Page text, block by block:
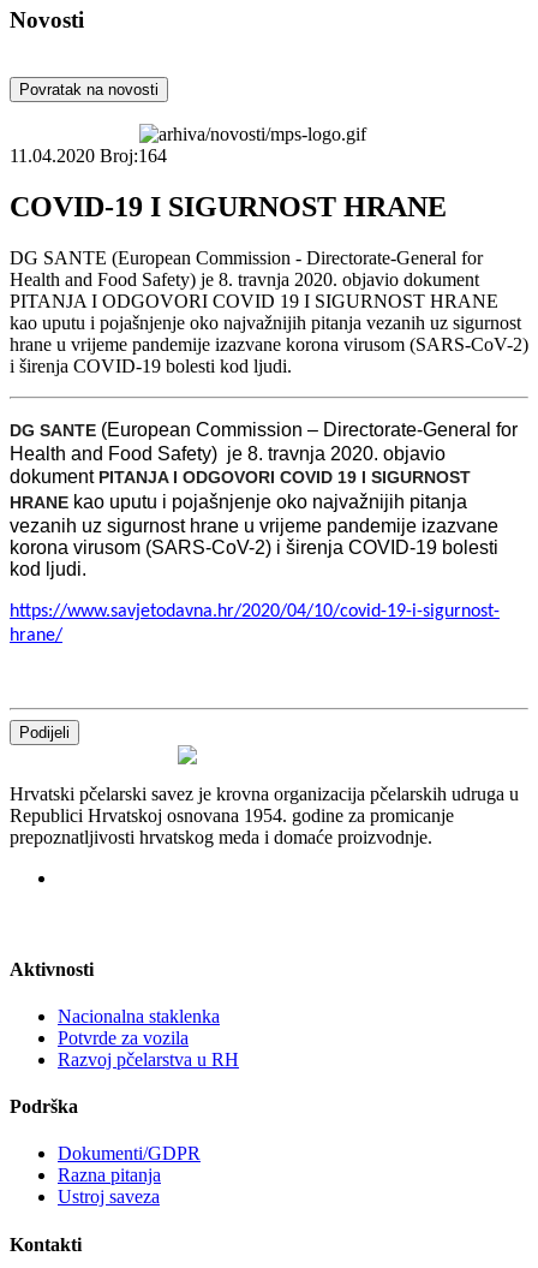
Novosti
Povratak na novosti
11.04.2020 Broj:164
COVID-19 I SIGURNOST HRANE
DG SANTE (European Commission - Directorate-General for
Health and Food Safety) je 8. travnja 2020. objavio dokument
PITANJA I ODGOVORI COVID 19 I SIGURNOST HRANE
kao uputu i pojašnjenje oko najvažnijih pitanja vezanih uz sigurnost
hrane u vrijeme pandemije izazvane korona virusom (SARS-CoV-2)
i širenja COVID-19 bolesti kod ljudi.
DG SANTE (European Commission – Directorate-General for
Health and Food Safety) je 8. travnja 2020. objavio
dokument PITANJA I ODGOVORI COVID 19 I SIGURNOST
HRANE kao uputu i pojašnjenje oko najvažnijih pitanja
vezanih uz sigurnost hrane u vrijeme pandemije izazvane
korona virusom (SARS-CoV-2) i širenja COVID-19 bolesti
kod ljudi.
https://www.savjetodavna.hr/2020/04/10/covid-19-i-sigurnost-
hrane/
Podijeli
Hrvatski pčelarski savez je krovna organizacija pčelarskih udruga u
Republici Hrvatskoj osnovana 1954. godine za promicanje
prepoznatljivosti hrvatskog meda i domaće proizvodnje.
Aktivnosti
Nacionalna staklenka
Potvrde za vozila
Razvoj pčelarstva u RH
Podrška
Dokumenti/GDPR
Razna pitanja
Ustroj saveza
Kontakti